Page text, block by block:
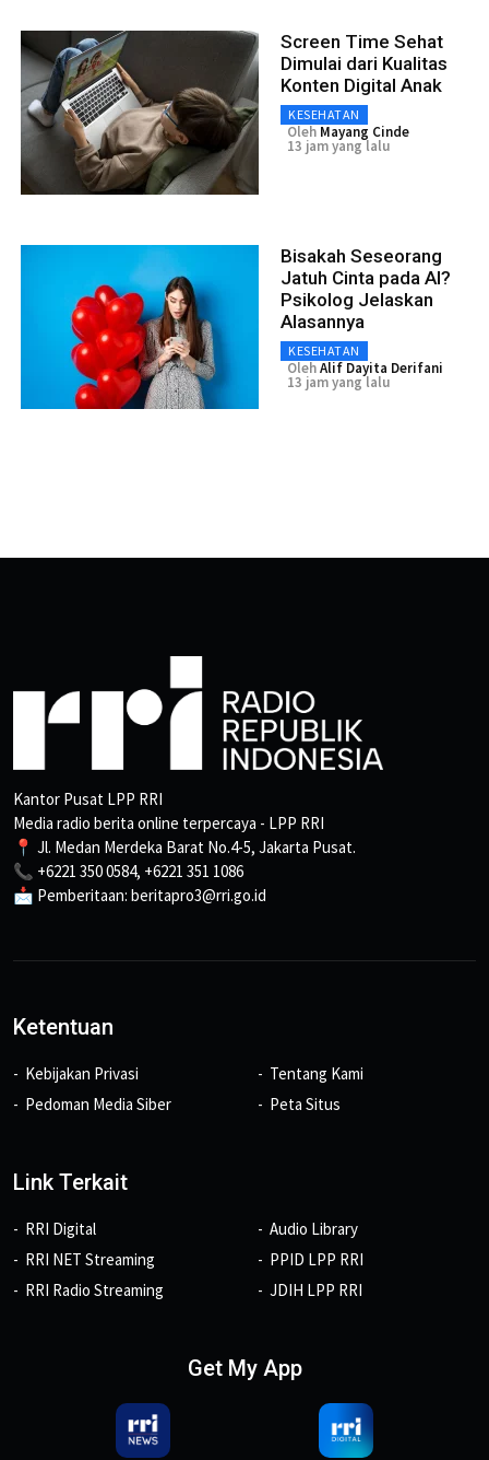
Screen Time Sehat
Dimulai dari Kualitas
Konten Digital Anak
KESEHATAN
Oleh Mayang Cinde
13 jam yang lalu
Bisakah Seseorang
Jatuh Cinta pada AI?
Psikolog Jelaskan
Alasannya
KESEHATAN
OlehAlif Dayita Derifani
13 jam yang lalu
Kantor Pusat LPP RRI
Media radio berita online terpercaya - LPP RRI
📍 Jl. Medan Merdeka Barat No.4-5, Jakarta Pusat.
📞 +6221 350 0584, +6221 351 1086
📩 Pemberitaan: beritapro3@rri.go.id
Ketentuan
Kebijakan Privasi
Pedoman Media Siber
Tentang Kami
Peta Situs
Link Terkait
RRI Digital
RRI NET Streaming
RRI Radio Streaming
Audio Library
PPID LPP RRI
JDIH LPP RRI
Get My App